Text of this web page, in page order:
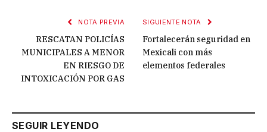
NOTA PREVIA
RESCATAN POLICÍAS
MUNICIPALES A MENOR
EN RIESGO DE
INTOXICACIÓN POR GAS
SIGUIENTE NOTA
Fortalecerán seguridad en
Mexicali con más
elementos federales
SEGUIR LEYENDO